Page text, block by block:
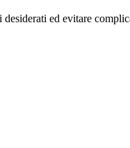
ed evitare